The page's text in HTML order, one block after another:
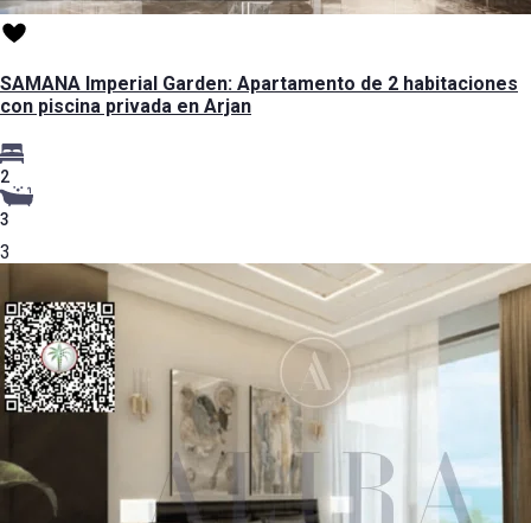
SAMANA Imperial Garden: Apartamento de 2 habitaciones
con piscina privada en Arjan
2
3
3